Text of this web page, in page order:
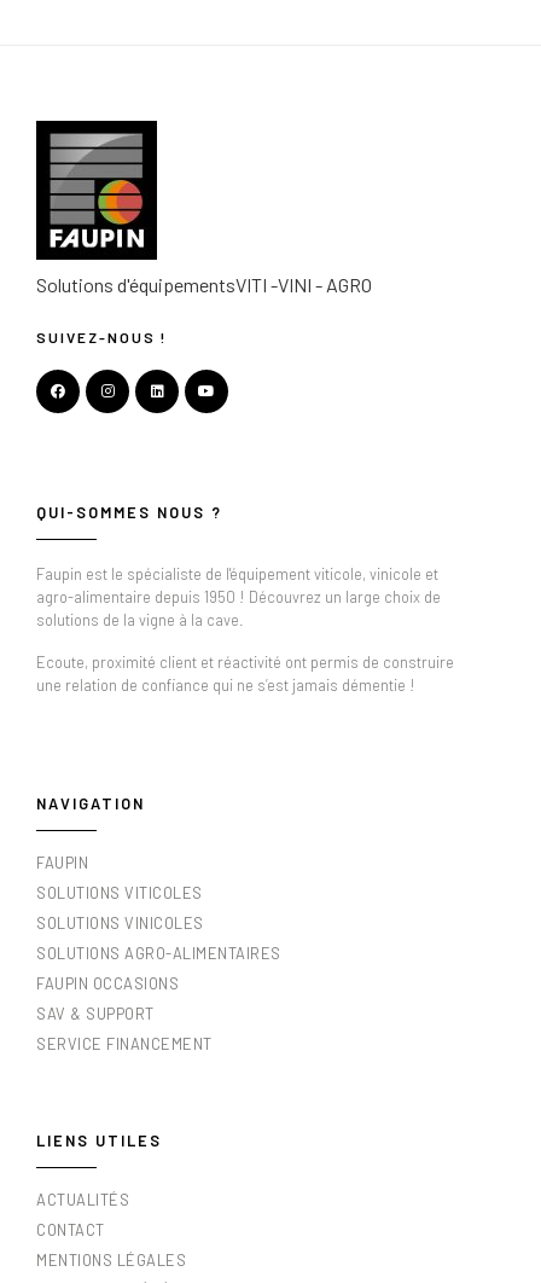
Solutions d'équipementsVITI -VINI - AGRO
SUIVEZ-NOUS !
QUI-SOMMES NOUS ?
Faupin est le spécialiste de l'équipement viticole, vinicole et
agro-alimentaire depuis 1950 ! Découvrez un large choix de
solutions de la vigne à la cave.
Ecoute, proximité client et réactivité ont permis de construire
une relation de confiance qui ne s’est jamais démentie !
NAVIGATION
FAUPIN
SOLUTIONS VITICOLES
SOLUTIONS VINICOLES
SOLUTIONS AGRO-ALIMENTAIRES
FAUPIN OCCASIONS
SAV & SUPPORT
SERVICE FINANCEMENT
LIENS UTILES
ACTUALITÉS
CONTACT
MENTIONS LÉGALES